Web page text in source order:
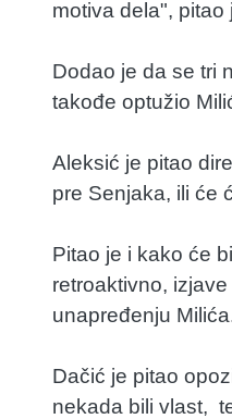
motiva dela", pitao
Dodao je da se tri
takođe optužio
Aleksić je pitao
pre Senjaka, ili će
Pitao je i kako će
retroaktivno,
unapređenju
Dačić je pitao
nekada bili vlast,